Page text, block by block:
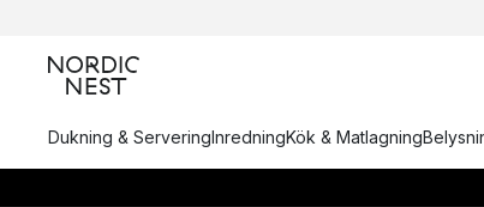
Dukning & ServeringInredningKök & Matlagning